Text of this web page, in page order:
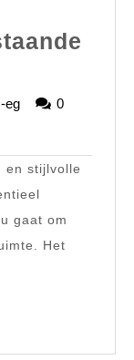
eg
eueccelevators-
0
en stijlvolle
gaat om
Het